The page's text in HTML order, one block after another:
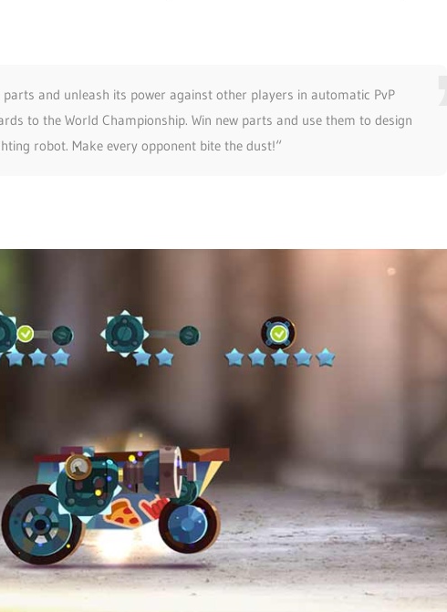
and unleash its power against other players in automatic PvP
to the World Championship. Win new parts and use them to design
robot. Make every opponent bite the dust!“